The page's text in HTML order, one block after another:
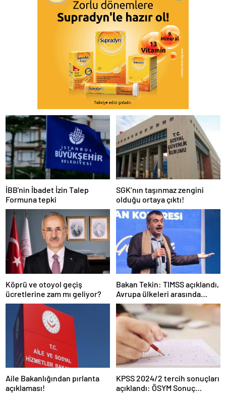
İBB'nin İbadet İzin Talep
Formuna tepki
SGK’nın taşınmaz zengini
olduğu ortaya çıktı!
Köprü ve otoyol geçiş
ücretlerine zam mı geliyor?
Bakan Tekin: TIMSS açıklandı,
Avrupa ülkeleri arasında
birinciyiz
Aile Bakanlığından pırlanta
açıklaması!
KPSS 2024/2 tercih sonuçları
açıklandı: ÖSYM Sonuç